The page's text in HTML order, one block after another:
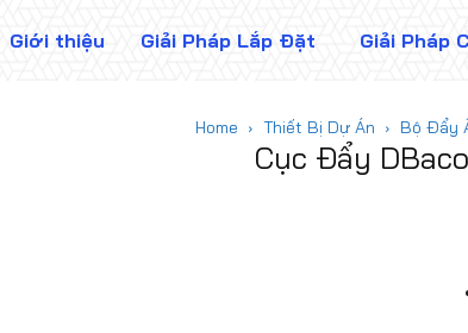
Giới thiệu Giải Pháp Lắp Đặt Giải Pháp
Home Thiết Bị Dự Án Bộ Đẩy
Cục Đẩy